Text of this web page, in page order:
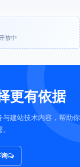
放中
更有依据
与建站技术内容，帮助你